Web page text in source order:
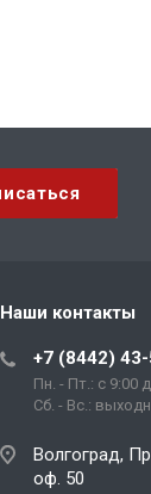
Наши контакты
+7 (8442)
Пн. - Пт.: с 9:00
Сб. - Вс.:
Волгоград,
оф. 50